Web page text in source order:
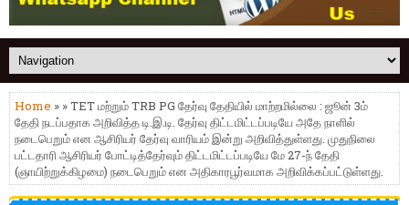
Home » » TET மற்றும் TRB PG தேர்வு தேதியில் மாற்றமில்லை : ஜூன் 3ம்
தேதி நடப்பதாக அறிவித்த டி.இ.டி. தேர்வு திட்டமிட்டப்படியே அதே நாளில்
நடைபெறும் என ஆசிரியர் தேர்வு வாரியம் இன்று அறிவித்துள்ளது. முதுநிலை
பட்டதாரி ஆசிரியர் போட்டித்தேர்வும் திட்டமிட்டப்படியே மே 27-ந் தேதி
(ஞாயிற்றுக்கிழமை) நடைபெறும் என அதிகாரபூர்வமாக அறிவிக்கப்பட்டுள்ளது.